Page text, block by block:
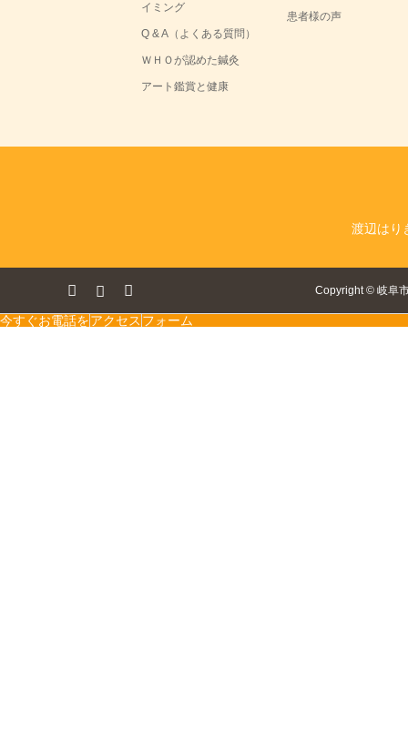
イミング
Q & A（よくある質問）
ＷＨＯが認めた鍼灸
アート鑑賞と健康
患者様の声
渡辺はり
Copyright© 岐阜
今すぐお電話をアクセス フォーム